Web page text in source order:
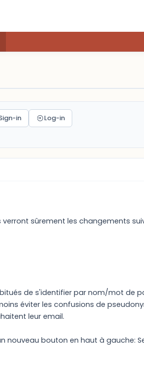
in
Log-in
sûrement les changements
de s'identifier par nom/mot de
éviter les confusions de
leur email.
nouveau bouton en haut à gauche: